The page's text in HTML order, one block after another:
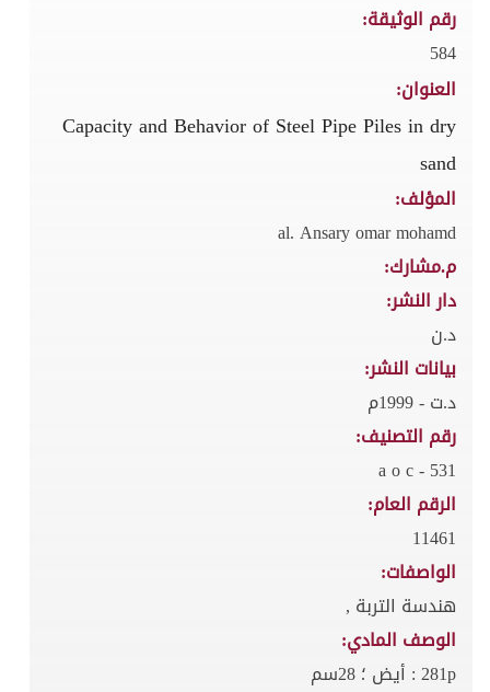
رقم الوثيقة:
584
العنوان:
Capacity and Behavior of Steel Pipe Piles in dry
sand
المؤلف:
al. Ansary omar mohamd
م.مشارك:
دار النشر:
د.ن
بيانات النشر:
د.ت - 1999م
رقم التصنيف:
531 - a o c
الرقم العام:
11461
الواصفات:
هندسة التربة ,
الوصف المادي:
281p : أيض ؛ 28سم